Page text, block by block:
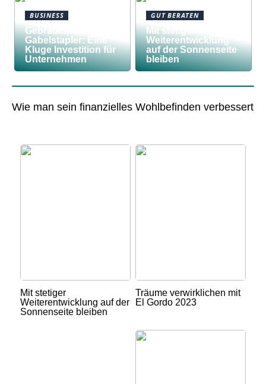
BUSINESS
Gebrauchte
Gabelstapler: Eine
Kluge Investition für
Unternehmen
GUT BERATEN
Mit stetiger
Weiterentwicklung
auf der Sonnenseite
bleiben
Wie man sein finanzielles Wohlbefinden verbessert
Mit stetiger
Weiterentwicklung auf der
Sonnenseite bleiben
Träume verwirklichen mit
El Gordo 2023